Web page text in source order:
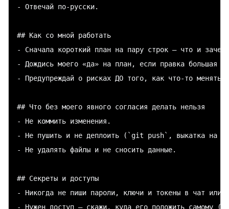
- Отвечай по-русски.
## Как со мной работать
- Сначала короткий план на пару строк — что и
- Дождись моего «да» на план, если правка большая
- Предупреждай о рисках ДО того, как что-то
## Что без моего явного согласия делать нельзя
- Не коммить изменения.
- Не пушить и не деплоить (`git push`, выкатка на
- Не удалять файлы и не сносить данные.
## Секреты и доступы
- Никогда не пиши пароли, ключи и токены в чат или
- Нужен доступ — скажи, куда его положить самому